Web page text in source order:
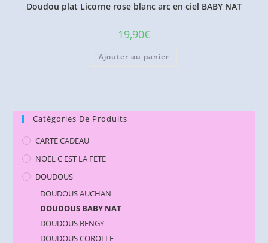
Doudou plat Licorne rose blanc arc en ciel BABY NAT
19,90€
Ajouter au panier
Catégories De Produits
CARTE CADEAU
NOEL C'EST LA FETE
DOUDOUS
DOUDOUS AUCHAN
DOUDOUS BABY NAT
DOUDOUS BENGY
DOUDOUS COROLLE